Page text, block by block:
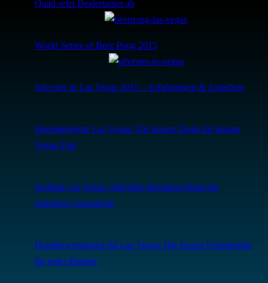
Quad setzt Dealertainer ab
World Series of Beer Pong 2015
Silvester in Las Vegas 2015 – Erfahrungen & Angebote
Hotelangebote Las Vegas: Die besten Deals für deinen
Vegas-Trip
NoMad Las Vegas: Stilvolles Boutique-Hotel für
gehobene Ansprüche
Hotelbewertungen für Las Vegas: Die besten Unterkünfte
für jedes Budget